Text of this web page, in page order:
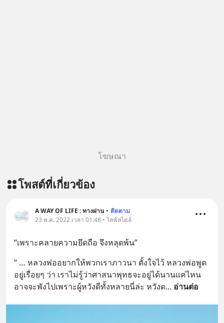
โฆษณา
โพสต์ที่เกี่ยวข้อง
A WAY OF LIFE : ทางผ่าน • ติดตาม
23 พ.ค. 2022 เวลา 01:48 • ไลฟ์สไตล์
“เพราะคลายความยึดถือ จึงหลุดพ้น”
“ … หลวงพ่ออยากให้พวกเราภาวนา ตั้งใจไว้ หลวงพ่อพูด
อยู่เรื่อยๆ ว่า เราไม่รู้ว่าศาสนาพุทธจะอยู่ได้นานแค่ไหน
อาจจะพังไปเพราะผู้หวังดีทั้งหลายนี่ล่ะ หวังด... อ่านต่อ